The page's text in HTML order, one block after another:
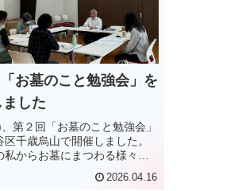
お墓のこと勉強会」を
ました
第２回「お墓のこと勉強会」
区千歳烏山で開催しました。
私からお墓にまつわる様々な
、専門家や体験者へのヒアリ
2026.04.16